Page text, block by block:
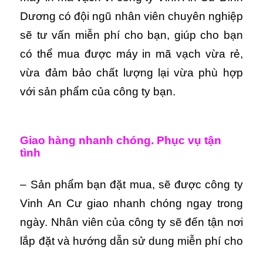
Dương có đội ngũ nhân viên chuyên nghiệp
sẽ tư vấn miễn phí cho bạn, giúp cho bạn
có thể mua được máy in mã vạch vừa rẻ,
vừa đảm bảo chất lượng lại vừa phù hợp
với sản phẩm của công ty bạn.
Giao hàng nhanh chóng. Phục vụ tận
tình
– Sản phẩm bạn đặt mua, sẽ được công ty
Vinh An Cư giao nhanh chóng ngay trong
ngày. Nhân viên của công ty sẽ đến tận nơi
lắp đặt và hướng dẫn sử dung miễn phí cho